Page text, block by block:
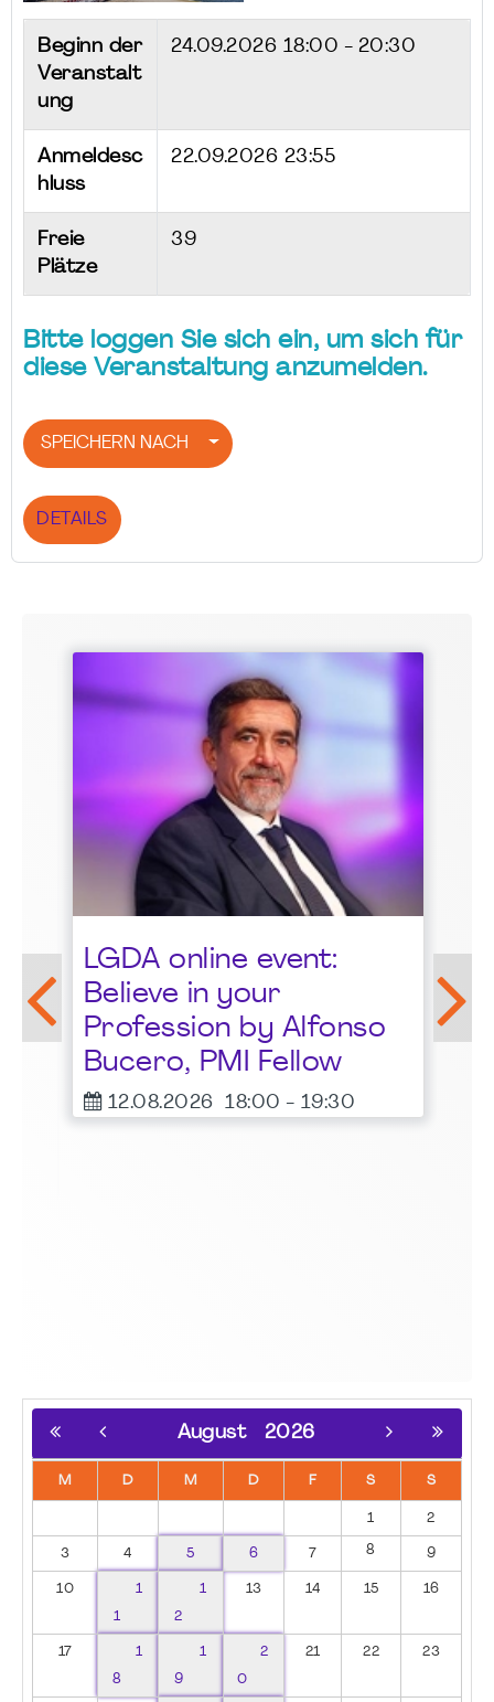
Beginn der
Veranstalt
ung
24.09.2026 18:00 - 20:30
Anmeldesc
hluss
22.09.2026 23:55
Freie
Plätze
39
Bitte loggen Sie sich ein, um sich für
diese Veranstaltung anzumelden.
SPEICHERN NACH
DETAILS
LGDA online event:
Believe in your
Profession by Alfonso
Bucero, PMI Fellow
12.08.2026 18:00 - 19:30
August 2026
M D M D F S S
1 2
3 4 5 6 7 8 9
10
1
1
1
2
13 14 15 16
17
1
8
1
9
2
0
21 22 23